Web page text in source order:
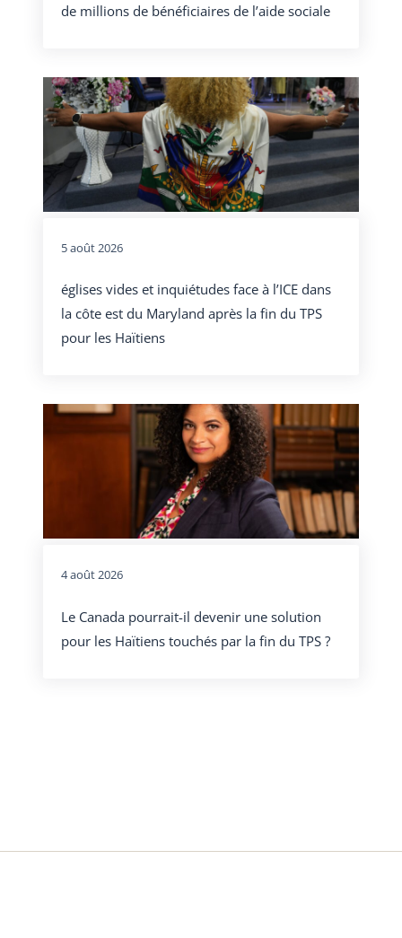
de millions de bénéficiaires de l’aide sociale
5 août 2026
églises vides et inquiétudes face à l’ICE dans
la côte est du Maryland après la fin du TPS
pour les Haïtiens
4 août 2026
Le Canada pourrait-il devenir une solution
pour les Haïtiens touchés par la fin du TPS ?